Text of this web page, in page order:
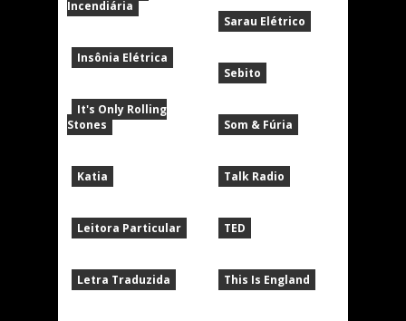
Incendiária
Insônia Elétrica
It's Only Rolling
Stones
Katia
Leitora Particular
Letra Traduzida
Sarau Elétrico
Sebito
Som & Fúria
Talk Radio
TED
This Is England